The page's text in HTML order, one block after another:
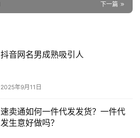
下一篇
抖音网名男成熟吸引人
2025年9月11日
速卖通如何一件代发发货？一件代
发生意好做吗？